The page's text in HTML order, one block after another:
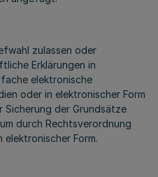
zulassen oder
Erklärungen in
elektronische
oder in elektronischer Form
Sicherung der Grundsätze
durch Rechtsverordnung
elektronischer Form.